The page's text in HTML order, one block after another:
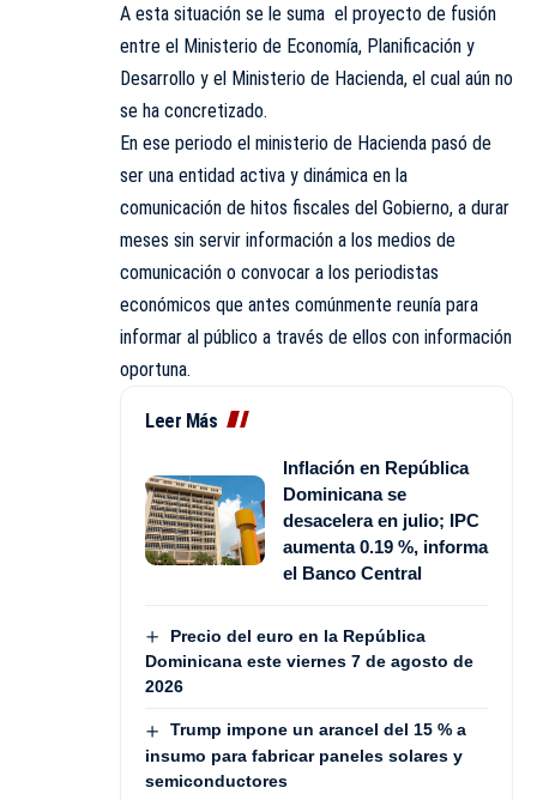
A esta situación se le suma el proyecto de fusión
entre el Ministerio de Economía, Planificación y
Desarrollo y el Ministerio de Hacienda, el cual aún no
se ha concretizado.
En ese periodo el ministerio de Hacienda pasó de
ser una entidad activa y dinámica en la
comunicación de hitos fiscales del Gobierno, a durar
meses sin servir información a los medios de
comunicación o convocar a los periodistas
económicos que antes comúnmente reunía para
informar al público a través de ellos con información
oportuna.
Leer Más
Inflación en República
Dominicana se
desacelera en julio; IPC
aumenta 0.19 %, informa
el Banco Central
Precio del euro en la República
Dominicana este viernes 7 de agosto de
2026
Trump impone un arancel del 15 % a
insumo para fabricar paneles solares y
semiconductores